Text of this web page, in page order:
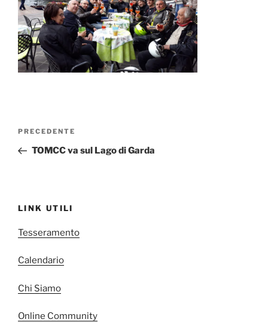
Navigazione
Articolo
precedente:
PRECEDENTE
TOMCC va sul Lago di Garda
LINK UTILI
Tesseramento
Calendario
Chi Siamo
Online Community